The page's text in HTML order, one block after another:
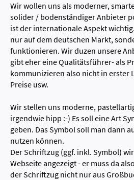
Wir wollen uns als moderner,
solider / bodenständiger Anbieter
ist der internationale Aspekt
nur auf dem deutschen Markt,
funktionieren. Wir duzen unsere
gibt eher eine Qualitätsführer- als
kommunizieren also nicht in erster
Preise usw.
Wir stellen uns moderne,
irgendwie hipp :-) Es soll eine Art
geben. Das Symbol soll man dann
nutzen können.
Der Schriftzug (ggf. inkl. Symbol)
Webseite angezeigt - er muss da
der Schriftzug nicht nur aus